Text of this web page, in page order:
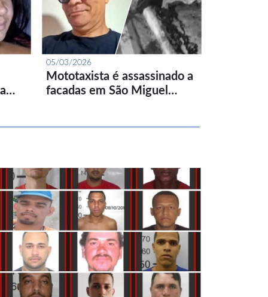
05/03/2026
Mototaxista é assassinado a
facadas em São Miguel…